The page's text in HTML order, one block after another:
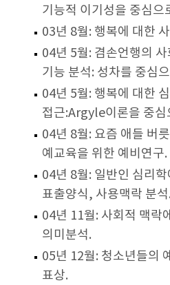
기능적 이기성을 중심으
03년 8월: 행복에 대한
04년 5월: 겸손언행의
기능 분석: 성차를 중심
04년 5월: 행복에 대한
접근:Argyle이론을 중심
04년 8월: 요즘 애들 버
예교육을 위한 예비연구.
04년 8월: 일반인 심리
표출양식, 사용맥락 분석.
04년 11월: 사회적 맥락
의미분석.
05년 12월: 청소년들의
표상.